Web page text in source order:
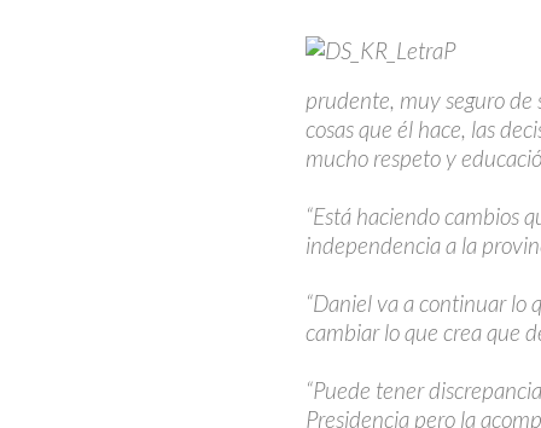
prudente, muy seguro de
cosas que él hace, las
mucho respeto y
“Está haciendo cambios
independencia a la
“Daniel va a continuar lo
cambiar lo que crea que
“Puede tener
Presidencia pero la